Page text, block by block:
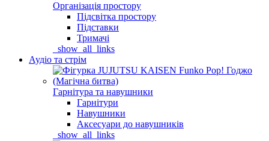
Організація простору
Підсвітка простору
Підставки
Тримачі
_show_all_links
Аудіо та стрім
Гарнітура та навушники
Гарнітури
Навушники
Аксесуари до навушників
_show_all_links